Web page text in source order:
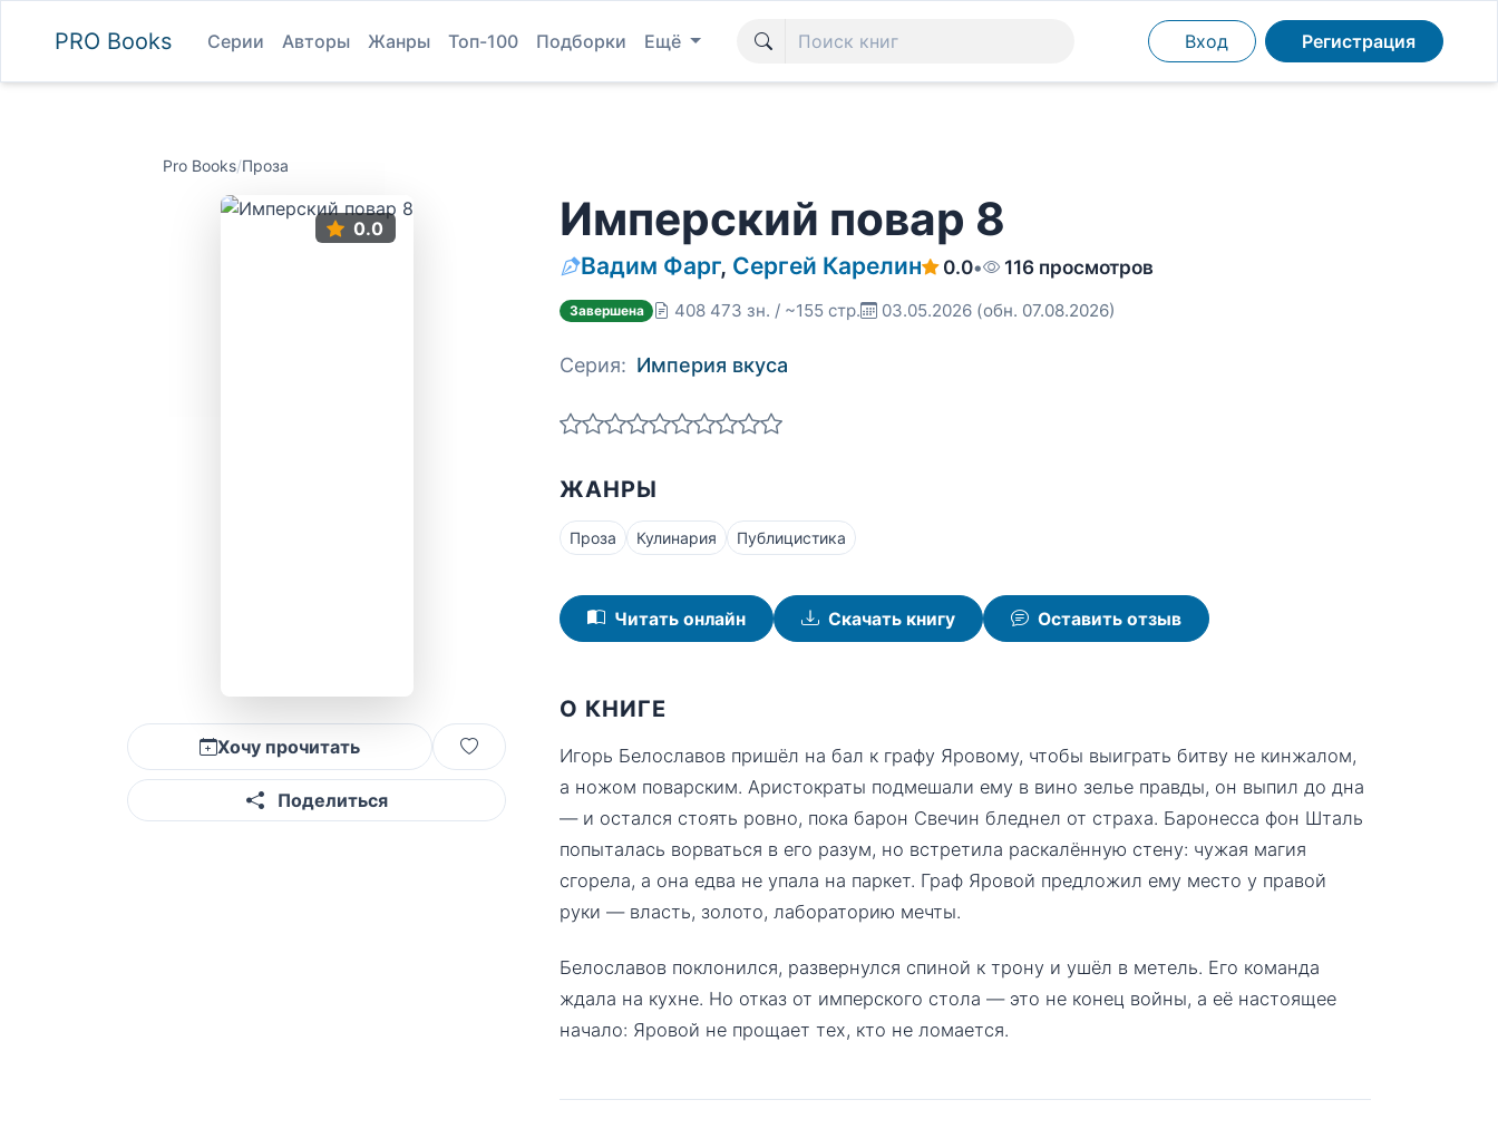
PRO Books Серии Авторы Жанры Топ-100 Подборки Ещё Вход Регистрация
Pro Books/Проза
0.0
Хочу прочитать
Поделиться
Имперский повар 8
Вадим Фарг, Сергей Карелин 0.0• 116 просмотров
Завершена 408 473 зн. / ~155 стр. 03.05.2026 (обн. 07.08.2026)
Серия: Империя вкуса
ЖАНРЫ
Проза Кулинария Публицистика
Читать онлайн Скачать книгу Оставить отзыв
О КНИГЕ
Игорь Белославов пришёл на бал к графу Яровому, чтобы выиграть битву не кинжалом,
а ножом поварским. Аристократы подмешали ему в вино зелье правды, он выпил до дна
— и остался стоять ровно, пока барон Свечин бледнел от страха. Баронесса фон Шталь
попыталась ворваться в его разум, но встретила раскалённую стену: чужая магия
сгорела, а она едва не упала на паркет. Граф Яровой предложил ему место у правой
руки — власть, золото, лабораторию мечты.
Белославов поклонился, развернулся спиной к трону и ушёл в метель. Его команда
ждала на кухне. Но отказ от имперского стола — это не конец войны, а её настоящее
начало: Яровой не прощает тех, кто не ломается.